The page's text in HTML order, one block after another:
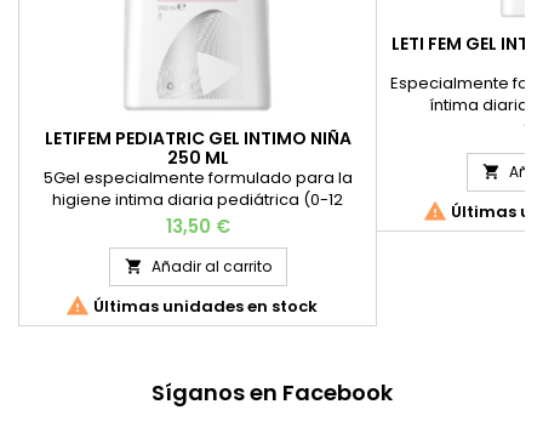
LETIFEM PEDIATRIC GEL INTIMO NIÑA
250 ML
5Gel especialmente formulado para la
higiene intima diaria pediátrica (0-12
años).
Precio
13,50 €
 Añadir al carrito
 Últimas unidades en stock
LETI FEM GEL
Especialmente
íntima diaria

 Últimas
Síganos en Facebook